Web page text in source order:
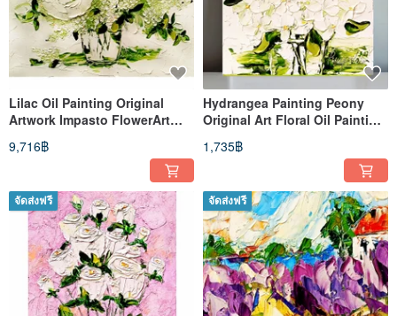
Lilac Oil Painting Original
Artwork Impasto FlowerArt
Lilac Flowers 16 x 20
9,716฿
Hydrangea Painting Peony
Original Art Floral Oil Painting
Flowers Small Wall Art
1,735฿
จัดส่งฟรี จัดส่งฟรี